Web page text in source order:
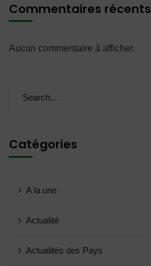
Commentaires récents
Aucun commentaire à afficher.
Catégories
A la une
Actualité
Actualités des Pays